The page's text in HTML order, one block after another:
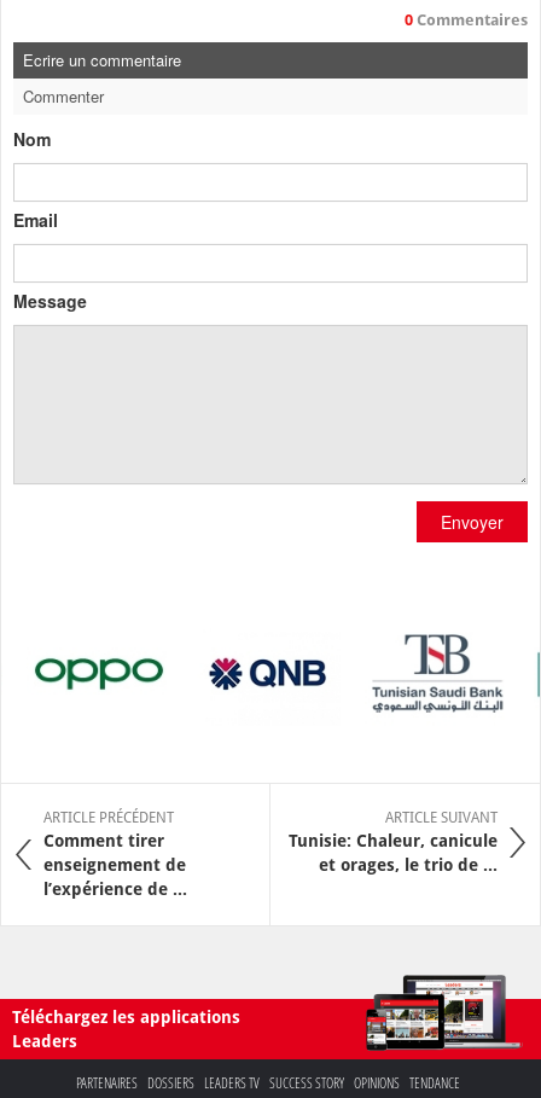
0 Commentaires
Ecrire un commentaire
Commenter
Nom
Email
Message
Envoyer
ARTICLE PRÉCÉDENT
Comment tirer
enseignement de
l’expérience de ...
ARTICLE SUIVANT
Tunisie: Chaleur, canicule
et orages, le trio de ...
Téléchargez les applications
Leaders
PARTENAIRES DOSSIERS LEADERS TV SUCCESS STORY OPINIONS TENDANCE